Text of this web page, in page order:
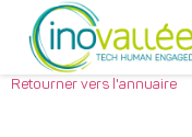
Retourner vers l'annuaire